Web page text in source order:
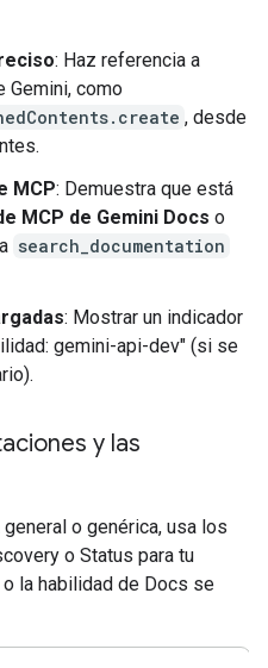
: Haz referencia a
como
, desde
MCP: Demuestra que está
MCP de Gemini Docs o
search_documentation
: Mostrar un indicador
gemini-api-dev" (si se
y las
o genérica, usa los
o Status para tu
la habilidad de Docs se